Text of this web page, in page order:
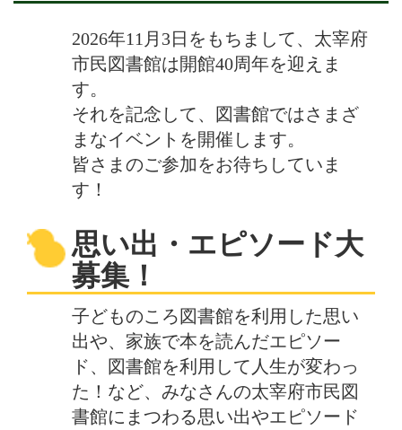
2026年11月3日をもちまして、太宰府
市民図書館は開館40周年を迎えま
す。
それを記念して、図書館ではさまざ
まなイベントを開催します。
皆さまのご参加をお待ちしていま
す！
思い出・エピソード大
募集！
子どものころ図書館を利用した思い
出や、家族で本を読んだエピソー
ド、図書館を利用して人生が変わっ
た！など、みなさんの太宰府市民図
書館にまつわる思い出やエピソード